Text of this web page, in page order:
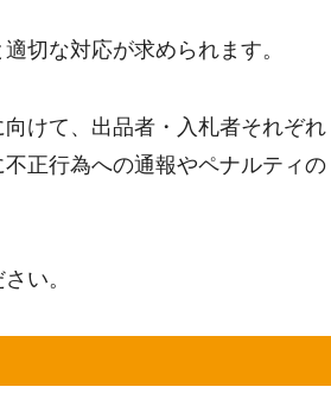
切な対応が求められます。
けて、出品者・入札者それぞれ
正行為への通報やペナルティの
い。